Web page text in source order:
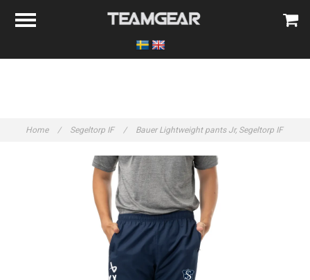
Home / Segeltorp IF / Bauer Lightweight pants Jr, Segeltorp IF